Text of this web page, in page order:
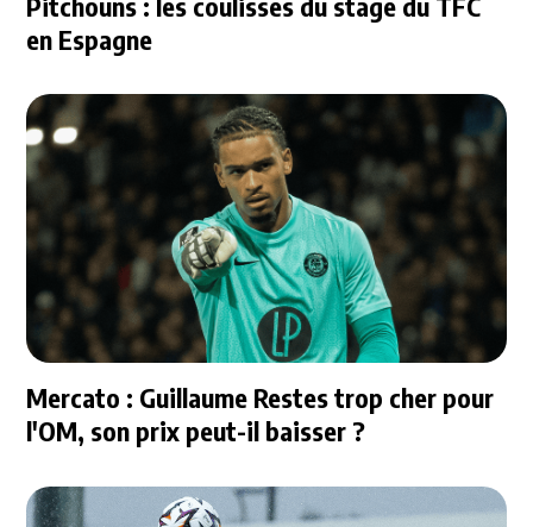
en Espagne
Mercato : Guillaume Restes trop cher pour
l'OM, son prix peut-il baisser ?